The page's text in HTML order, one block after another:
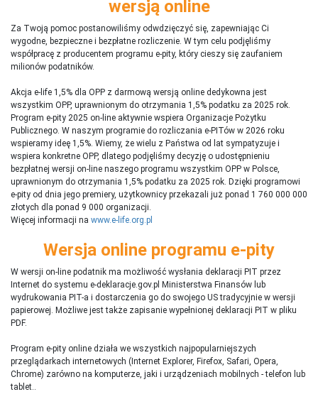
wersją online
Za Twoją pomoc postanowiliśmy odwdzięczyć się, zapewniając Ci
wygodne, bezpieczne i bezpłatne rozliczenie. W tym celu podjęliśmy
współpracę z producentem programu e-pity, który cieszy się zaufaniem
milionów podatników.
Akcja e-life 1,5% dla OPP z darmową wersją online dedykowna jest
wszystkim OPP, uprawnionym do otrzymania 1,5% podatku za 2025 rok.
Program e-pity 2025 on-line aktywnie wspiera Organizacje Pożytku
Publicznego. W naszym programie do rozliczania e-PITów w 2026 roku
wspieramy ideę 1,5%. Wiemy, że wielu z Państwa od lat sympatyzuje i
wspiera konkretne OPP, dlatego podjęliśmy decyzję o udostępnieniu
bezpłatnej wersji on-line naszego programu wszystkim OPP w Polsce,
uprawnionym do otrzymania 1,5% podatku za 2025 rok. Dzięki programowi
e-pity od dnia jego premiery, użytkownicy przekazali już ponad 1 760 000 000
złotych dla ponad 9 000 organizacji.
Więcej informacji na www.e-life.org.pl
Wersja online programu e-pity
W wersji on-line podatnik ma możliwość wysłania deklaracji PIT przez
Internet do systemu e-deklaracje.gov.pl Ministerstwa Finansów lub
wydrukowania PIT-a i dostarczenia go do swojego US tradycyjnie w wersji
papierowej. Możliwe jest także zapisanie wypełnionej deklaracji PIT w pliku
PDF.
Program e-pity online działa we wszystkich najpopularniejszych
przeglądarkach internetowych (Internet Explorer, Firefox, Safari, Opera,
Chrome) zarówno na komputerze, jaki i urządzeniach mobilnych - telefon lub
tablet..